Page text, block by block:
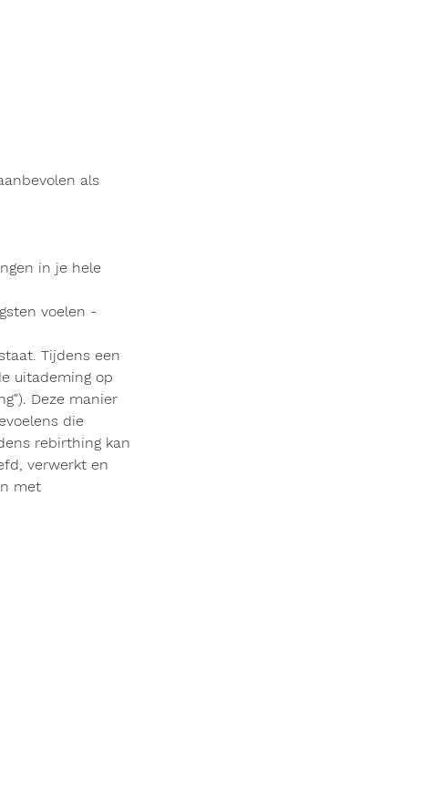
als
in je hele
voelen -
Tijdens een
uitademing op
Deze manier
die
rebirthing kan
verwerkt en
met